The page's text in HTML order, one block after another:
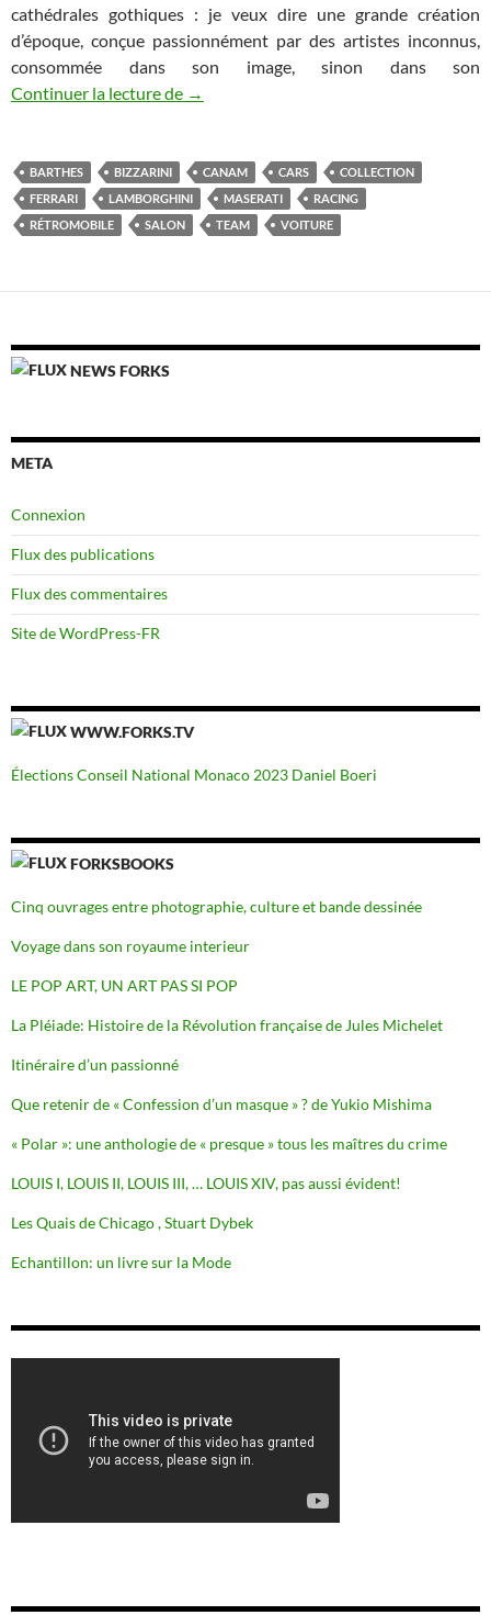
cathédrales gothiques : je veux dire une grande création
d’époque, conçue passionnément par des artistes inconnus,
consommée dans son image, sinon dans son
Continuer la lecture de Retromobile, Bonhams, Artcurial Burn
→
BARTHES BIZZARINI CANAM CARS
COLLECTION
FERRARI
LAMBORGHINI MASERATI
RACING
RÉTROMOBILE
SALON TEAM VOITURE
NEWS FORKS
META
Connexion
Flux des publications
Flux des commentaires
Site de WordPress-FR
WWW.FORKS.TV
Élections Conseil National Monaco 2023 Daniel Boeri
FORKSBOOKS
Cinq ouvrages entre photographie, culture et bande dessinée
Voyage dans son royaume interieur
LE POP ART, UN ART PAS SI POP
La Pléiade: Histoire de la Révolution française de Jules Michelet
Itinéraire d’un passionné
Que retenir de « Confession d’un masque » ? de Yukio Mishima
« Polar »: une anthologie de « presque » tous les maîtres du crime
LOUIS I, LOUIS II, LOUIS III, … LOUIS XIV, pas aussi évident!
Les Quais de Chicago , Stuart Dybek
Echantillon: un livre sur la Mode